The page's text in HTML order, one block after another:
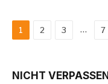
1 2 3 … 7
NICHT VERPASSEN